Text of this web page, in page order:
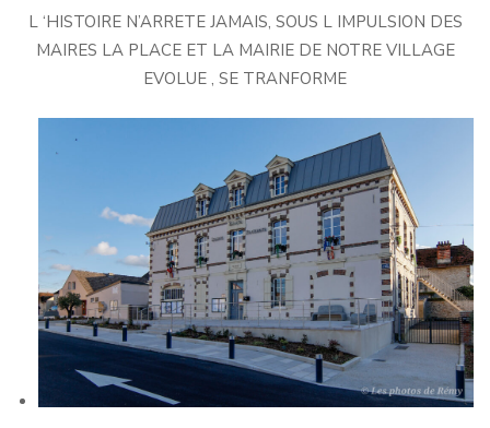
L ‘HISTOIRE N’ARRETE JAMAIS, SOUS L IMPULSION DES
MAIRES LA PLACE ET LA MAIRIE DE NOTRE VILLAGE
EVOLUE , SE TRANFORME